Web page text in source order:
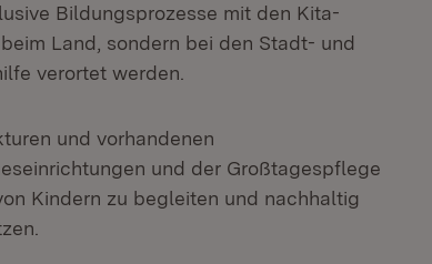
Bildungsprozesse mit den Kita-
Land, sondern bei den Stadt- und
verortet werden.
und vorhandenen
und der Großtagespflege
Kindern zu begleiten und nachhaltig